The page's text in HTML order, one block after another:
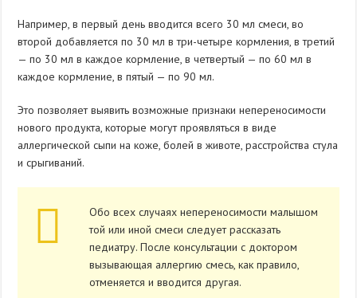
Например, в первый день вводится всего 30 мл смеси, во
второй добавляется по 30 мл в три-четыре кормления, в третий
— по 30 мл в каждое кормление, в четвертый — по 60 мл в
каждое кормление, в пятый — по 90 мл.
Это позволяет выявить возможные признаки непереносимости
нового продукта, которые могут проявляться в виде
аллергической сыпи на коже, болей в животе, расстройства стула
и срыгиваний.
Обо всех случаях непереносимости малышом
той или иной смеси следует рассказать
педиатру. После консультации с доктором
вызывающая аллергию смесь, как правило,
отменяется и вводится другая.